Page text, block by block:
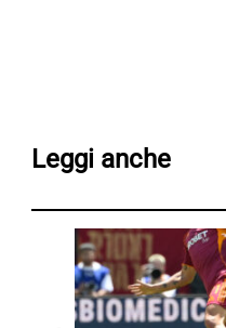
Leggi anche